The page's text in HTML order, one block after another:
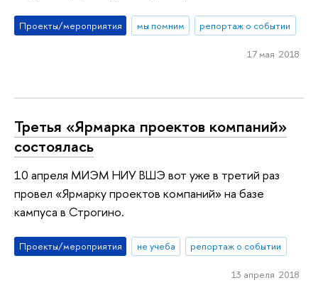
Проекты/мероприятия мы помним репортаж о событии
17 мая 2018
Третья «Ярмарка проектов компаний»
состоялась
10 апреля МИЭМ НИУ ВШЭ вот уже в третий раз
провел «Ярмарку проектов компаний» на базе
кампуса в Строгино.
Проекты/мероприятия не учеба репортаж о событии
13 апреля 2018